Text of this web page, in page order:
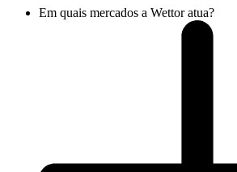
Em quais mercados a Wettor atua?